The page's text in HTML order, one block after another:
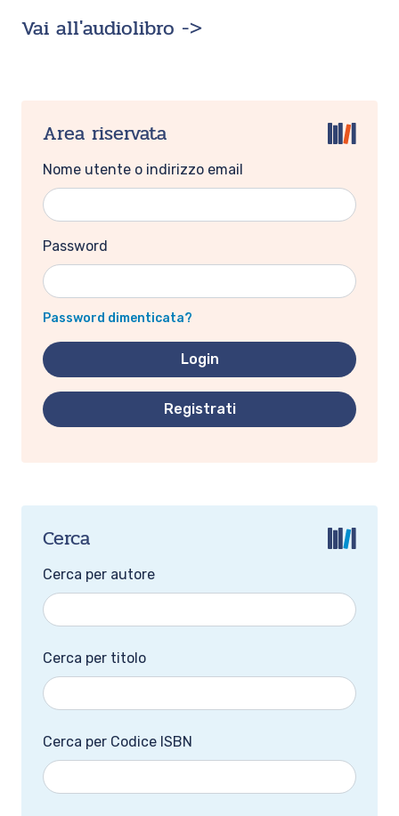
Vai all'audiolibro ->
Area riservata
Nome utente o indirizzo email
Password
Password dimenticata?
Registrati
Cerca
Cerca per autore
Cerca per titolo
Cerca per Codice ISBN